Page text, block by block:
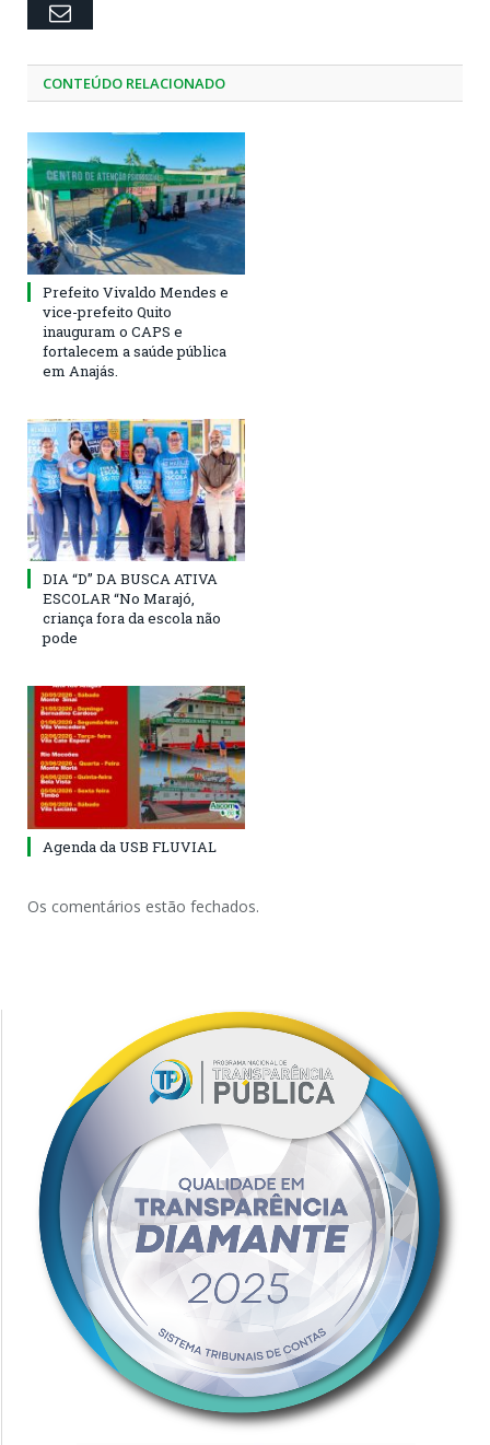
Email
CONTEÚDO RELACIONADO
Prefeito Vivaldo Mendes e
vice-prefeito Quito
inauguram o CAPS e
fortalecem a saúde pública
em Anajás.
DIA “D” DA BUSCA ATIVA
ESCOLAR “No Marajó,
criança fora da escola não
pode
Agenda da USB FLUVIAL
Os comentários estão fechados.